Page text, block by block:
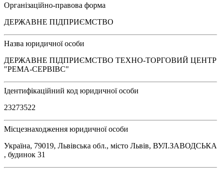
Організаційно-правова форма
ДЕРЖАВНЕ ПІДПРИЄМСТВО
Назва юридичної особи
ДЕРЖАВНЕ ПІДПРИЄМСТВО ТЕХНО-ТОРГОВИЙ ЦЕНТР
"РЕМА-СЕРВІВС"
Ідентифікаційний код юридичної особи
23273522
Місцезнаходження юридичної особи
Україна, 79019, Львівська обл., місто Львів, ВУЛ.ЗАВОДСЬКА
, будинок 31